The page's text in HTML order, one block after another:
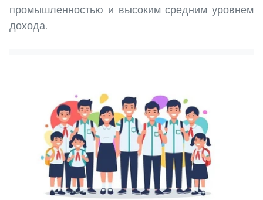
промышленностью и высоким средним уровнем
дохода.